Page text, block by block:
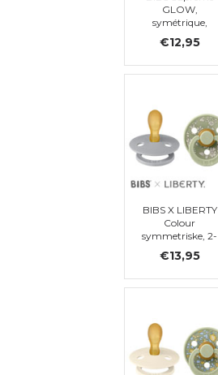
GLOW,
symétrique,
silicone, 6-18
mois (taille 2)
€12,95
BIBS X LIBERTY
Colour
symmetriske, 2-
Sage Mix,
€13,95